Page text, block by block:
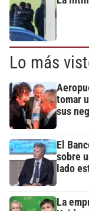
Lo más
tomar
sus
El
sobre
lado
La